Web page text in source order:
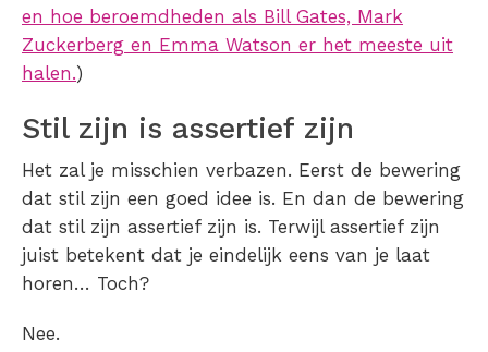
en hoe beroemdheden als Bill Gates, Mark
Zuckerberg en Emma Watson er het meeste uit
halen.)
Stil zijn is assertief zijn
Het zal je misschien verbazen. Eerst de bewering
dat stil zijn een goed idee is. En dan de bewering
dat stil zijn assertief zijn is. Terwijl assertief zijn
juist betekent dat je eindelijk eens van je laat
horen… Toch?
Nee.